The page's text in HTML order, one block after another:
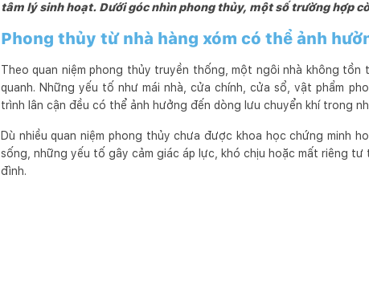
tâm lý sinh hoạt. Dưới góc nhìn phong thủy, một số trường hợp
Phong thủy từ nhà hàng xóm có thể ảnh
Theo quan niệm phong thủy truyền thống, một ngôi nhà không
quanh. Những yếu tố như mái nhà, cửa chính, cửa sổ, vật phẩm
trình lân cận đều có thể ảnh hưởng đến dòng lưu chuyển khí trong
Dù nhiều quan niệm phong thủy chưa được khoa học chứng minh
sống, những yếu tố gây cảm giác áp lực, khó chịu hoặc mất riêng
đình.